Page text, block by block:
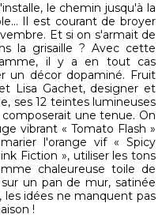
le chemin jusqu'à la
Il est courant de broyer
Et si on s'armait de
la grisaille ? Avec cette
il y a en tout cas
un décor dopaminé. Fruit
Lisa Gachet, designer et
ses 12 teintes lumineuses
une tenue. On
vibrant « Tomato Flash »
l'orange vif « Spicy
Fiction », utiliser les tons
chaleureuse toile de
un pan de mur, satinée
les idées ne manquent pas
!